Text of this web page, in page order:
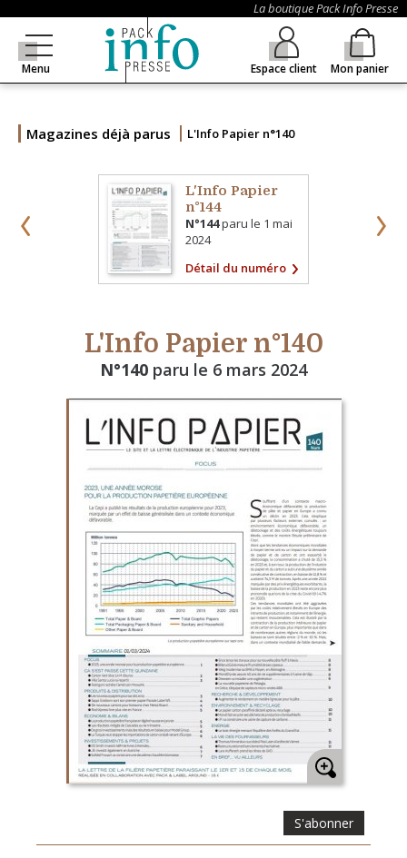
La boutique Pack Info Presse
Menu Espace client Mon panier
Magazines déjà parus L'Info Papier n°140
L'Info Papier
n°144
N°144paru le 1 mai
2024
Détail du numéro
L'Info Papier n°140
N°140 paru le 6 mars 2024
S'abonner